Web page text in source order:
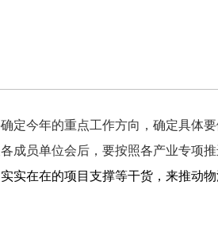
定今年的重点工作方向，确定具体
成员单位会后，要按照各产业专项推
实在在的项目支撑等干货，来推动